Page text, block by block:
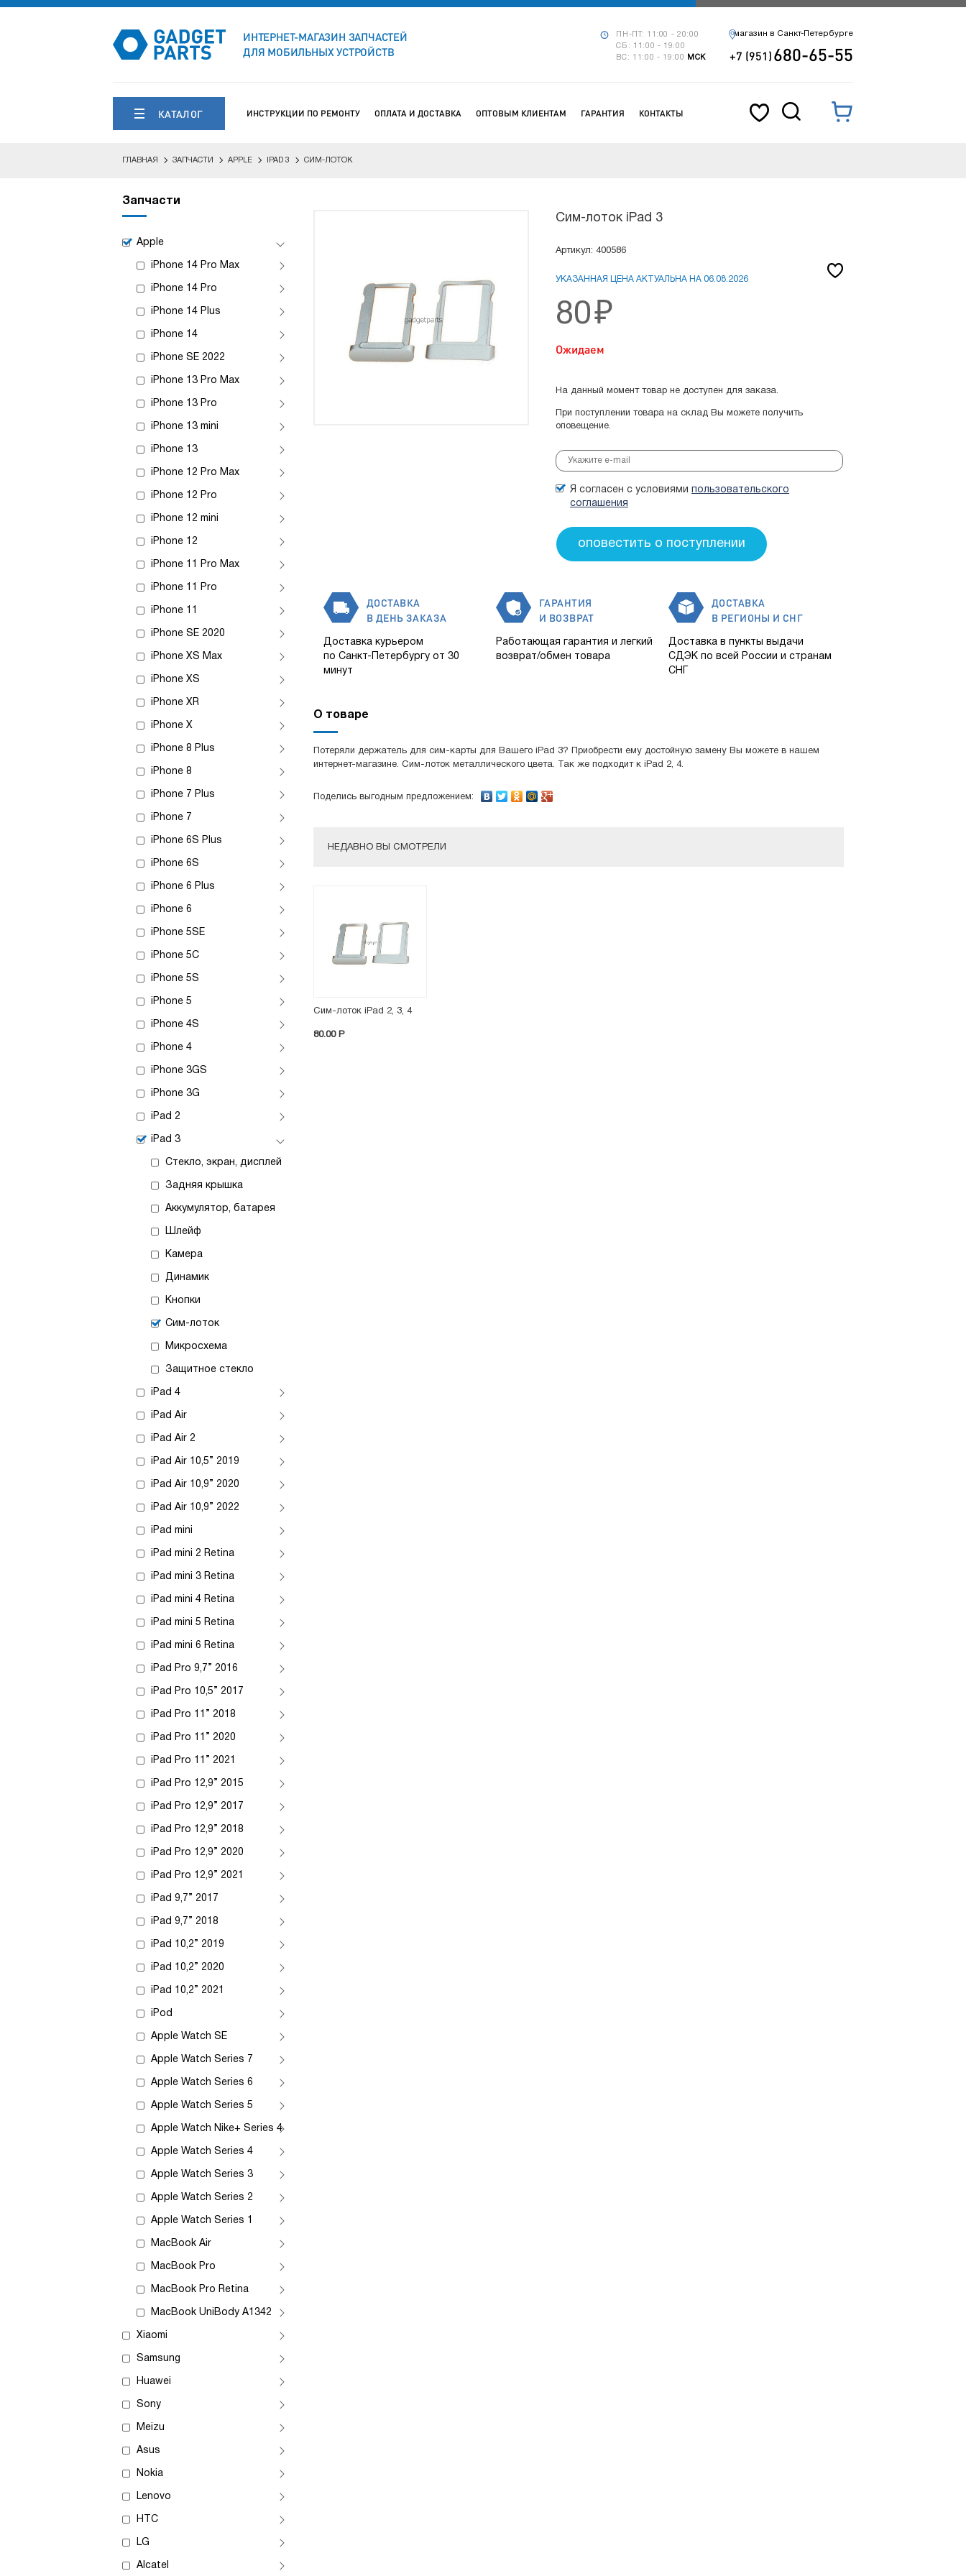
ИНТЕРНЕТ-МАГАЗИН ЗАПЧАСТЕЙ
ДЛЯ МОБИЛЬНЫХ УСТРОЙСТВ
ПН-ПТ: 11:00 - 20:00
СБ: 11:00 - 19:00
ВС: 11:00 - 19:00
МСК
магазин в Санкт-Петербурге
+7 (951)680-65-55
КАТАЛОГ ИНСТРУКЦИИ ПО РЕМОНТУ ОПЛАТА И ДОСТАВКА ОПТОВЫМ КЛИЕНТАМ ГАРАНТИЯ КОНТАКТЫ
ГЛАВНАЯ ЗАПЧАСТИ APPLE IPAD 3 СИМ-ЛОТОК
Запчасти
Apple
iPhone 14 Pro Max
iPhone 14 Pro
iPhone 14 Plus
iPhone 14
iPhone SE 2022
iPhone 13 Pro Max
iPhone 13 Pro
iPhone 13 mini
iPhone 13
iPhone 12 Pro Max
iPhone 12 Pro
iPhone 12 mini
iPhone 12
iPhone 11 Pro Max
iPhone 11 Pro
iPhone 11
iPhone SE 2020
iPhone XS Max
iPhone XS
iPhone XR
iPhone X
iPhone 8 Plus
iPhone 8
iPhone 7 Plus
iPhone 7
iPhone 6S Plus
iPhone 6S
iPhone 6 Plus
iPhone 6
iPhone 5SE
iPhone 5C
iPhone 5S
iPhone 5
iPhone 4S
iPhone 4
iPhone 3GS
iPhone 3G
iPad 2
iPad 3
Стекло, экран, дисплей
Задняя крышка
Аккумулятор, батарея
Шлейф
Камера
Динамик
Кнопки
Сим-лоток
Микросхема
Защитное стекло
iPad 4
iPad Air
iPad Air 2
iPad Air 10,5” 2019
iPad Air 10,9” 2020
iPad Air 10,9” 2022
iPad mini
iPad mini 2 Retina
iPad mini 3 Retina
iPad mini 4 Retina
iPad mini 5 Retina
iPad mini 6 Retina
iPad Pro 9,7” 2016
iPad Pro 10,5” 2017
iPad Pro 11” 2018
iPad Pro 11” 2020
iPad Pro 11” 2021
iPad Pro 12,9” 2015
iPad Pro 12,9” 2017
iPad Pro 12,9” 2018
iPad Pro 12,9” 2020
iPad Pro 12,9” 2021
iPad 9,7” 2017
iPad 9,7” 2018
iPad 10,2” 2019
iPad 10,2” 2020
iPad 10,2” 2021
iPod
Apple Watch SE
Apple Watch Series 7
Apple Watch Series 6
Apple Watch Series 5
Apple Watch Nike+ Series 4
Apple Watch Series 4
Apple Watch Series 3
Apple Watch Series 2
Apple Watch Series 1
MacBook Air
MacBook Pro
MacBook Pro Retina
MacBook UniBody A1342
Xiaomi
Samsung
Huawei
Sony
Meizu
Asus
Nokia
Lenovo
HTC
LG
Alcatel
Сим-лоток iPad 3
Артикул: 400586
УКАЗАННАЯ ЦЕНА АКТУАЛЬНА НА 06.08.2026
80₽
Ожидаем
На данный момент товар не доступен для заказа.
При поступлении товара на склад Вы можете получить
оповещение.
Я согласен с условиямипользовательского
соглашения
ДОСТАВКА
В ДЕНЬ ЗАКАЗА
Доставка курьером
по Санкт-Петербургу от 30
минут
ГАРАНТИЯ
И ВОЗВРАТ
Работающая гарантия и легкий
возврат/обмен товара
ДОСТАВКА
В РЕГИОНЫ И СНГ
Доставка в пункты выдачи
СДЭК по всей России и странам
СНГ
О товаре
Потеряли держатель для сим-карты для Вашего iPad 3? Приобрести ему достойную замену Вы можете в нашем
интернет-магазине. Сим-лоток металлического цвета. Так же подходит к iPad 2, 4.
Поделись выгодным предложением:
НЕДАВНО ВЫ СМОТРЕЛИ
Сим-лоток iPad 2, 3, 4
80.00 P